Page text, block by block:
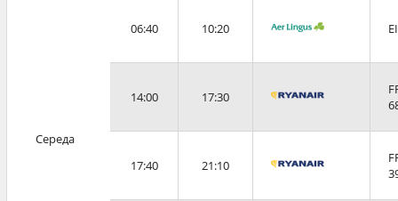
Середа
06:40 10:20
14:00 17:30
17:40 21:10